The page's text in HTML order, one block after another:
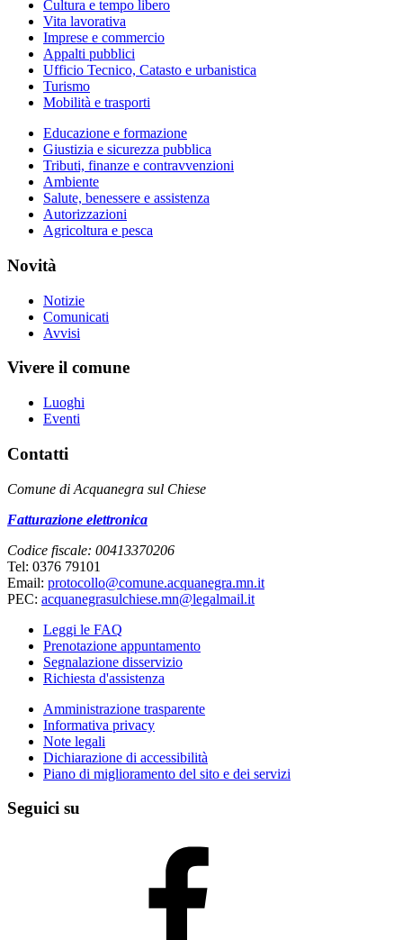
Cultura e tempo libero
Vita lavorativa
Imprese e commercio
Appalti pubblici
Ufficio Tecnico, Catasto e urbanistica
Turismo
Mobilità e trasporti
Educazione e formazione
Giustizia e sicurezza pubblica
Tributi, finanze e contravvenzioni
Ambiente
Salute, benessere e assistenza
Autorizzazioni
Agricoltura e pesca
Novità
Notizie
Comunicati
Avvisi
Vivere il comune
Luoghi
Eventi
Contatti
Comune di Acquanegra sul Chiese
Fatturazione elettronica
Codice fiscale: 00413370206
Tel: 0376 79101
Email: protocollo@comune.acquanegra.mn.it
PEC: acquanegrasulchiese.mn@legalmail.it
Leggi le FAQ
Prenotazione appuntamento
Segnalazione disservizio
Richiesta d'assistenza
Amministrazione trasparente
Informativa privacy
Note legali
Dichiarazione di accessibilità
Piano di miglioramento del sito e dei servizi
Seguici su